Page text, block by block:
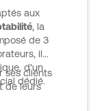
aux
, la
de 3
il
d'un
dédié.
ses clients
de leurs